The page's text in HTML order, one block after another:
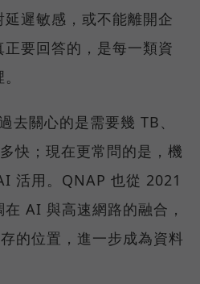
遲敏感，或不能離開企
要回答的，是每一類資
去關心的是需要幾 TB、
快；現在更常問的是，機
活用。QNAP 也從 2021
AI 與高速網路的融合，
的位置，進一步成為資料